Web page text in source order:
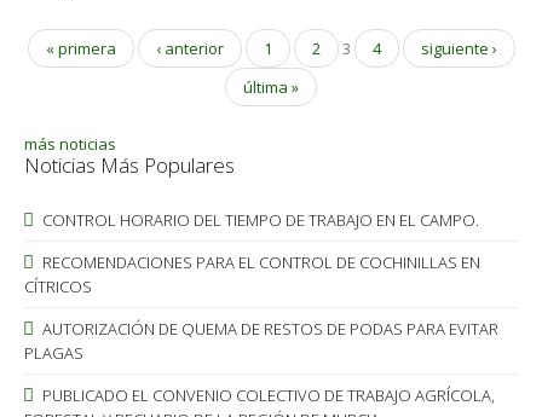
« primera ‹ anterior 1 2 3 4
siguiente ›
última »
más noticias
Noticias Más Populares
CONTROL HORARIO DEL TIEMPO DE TRABAJO EN EL CAMPO.
RECOMENDACIONES PARA EL CONTROL DE COCHINILLAS EN
CÍTRICOS
AUTORIZACIÓN DE QUEMA DE RESTOS DE PODAS PARA EVITAR
PLAGAS
PUBLICADO EL CONVENIO COLECTIVO DE TRABAJO AGRÍCOLA,